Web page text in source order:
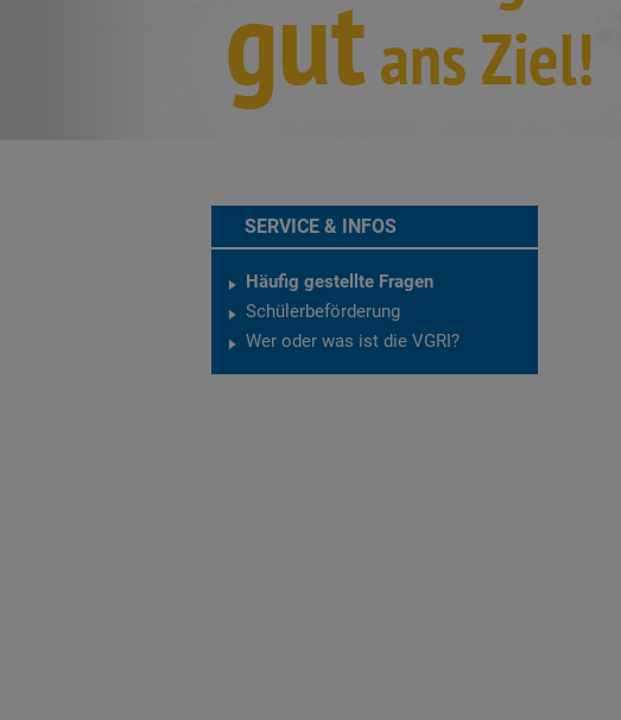
SERVICE & INFOS
Häufig gestellte Fragen
Schülerbeförderung
Wer oder was ist die VGRI?